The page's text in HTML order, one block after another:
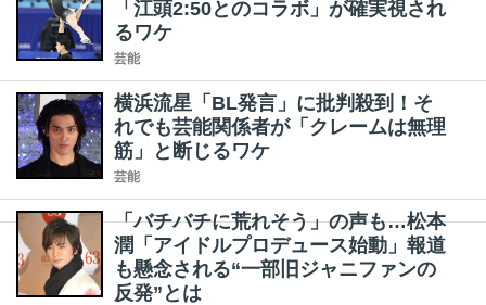
「江頭2:50とのコラボ」が確実視され
るワケ
芸能
横浜流星「BL発言」に批判殺到！そ
れでも芸能関係者が「クレームは無理
筋」と断じるワケ
芸能
「バチバチに荒れそう」の声も…松本
潤「アイドルプロデュース始動」報道
も懸念される“一部旧ジャニファンの
反発”とは